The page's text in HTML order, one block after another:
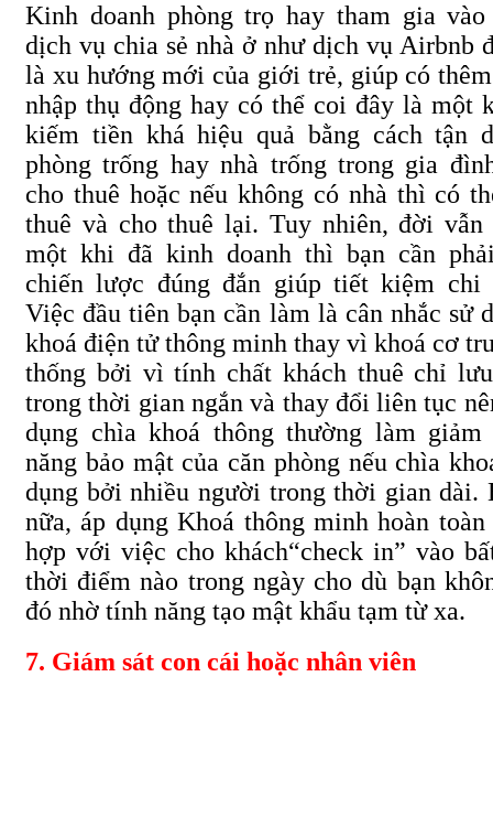
Kinh doanh phòng trọ hay tham gia vào
dịch vụ chia sẻ nhà ở như dịch vụ Airbnb
là xu hướng mới của giới trẻ, giúp có
nhập thụ động hay có thể coi đây là một
kiếm tiền khá hiệu quả bằng cách tận
phòng trống hay nhà trống trong gia
cho thuê hoặc nếu không có nhà thì có
thuê và cho thuê lại. Tuy nhiên, đời vẫn
một khi đã kinh doanh thì bạn cần
chiến lược đúng đắn giúp tiết kiệm chi
Việc đầu tiên bạn cần làm là cân nhắc sử
khoá điện tử thông minh thay vì khoá cơ
thống bởi vì tính chất khách thuê chỉ
trong thời gian ngắn và thay đổi liên tục
dụng chìa khoá thông thường làm giảm
năng bảo mật của căn phòng nếu chìa
dụng bởi nhiều người trong thời gian dài.
nữa, áp dụng Khoá thông minh hoàn toàn
hợp với việc cho khách“check in” vào
thời điểm nào trong ngày cho dù bạn
đó nhờ tính năng tạo mật khẩu tạm từ xa.
7. Giám sát con cái hoặc nhân viên